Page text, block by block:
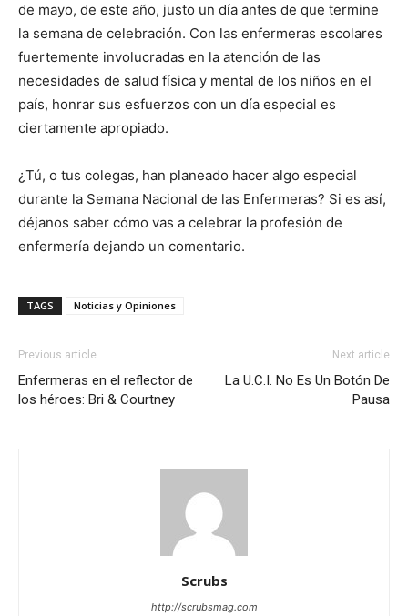
de mayo, de este año, justo un día antes de que termine
la semana de celebración. Con las enfermeras escolares
fuertemente involucradas en la atención de las
necesidades de salud física y mental de los niños en el
país, honrar sus esfuerzos con un día especial es
ciertamente apropiado.
¿Tú, o tus colegas, han planeado hacer algo especial
durante la Semana Nacional de las Enfermeras? Si es así,
déjanos saber cómo vas a celebrar la profesión de
enfermería dejando un comentario.
TAGS Noticias y Opiniones
Previous article
Enfermeras en el reflector de
los héroes: Bri & Courtney
Next article
La U.C.I. No Es Un Botón De
Pausa
Scrubs
http://scrubsmag.com